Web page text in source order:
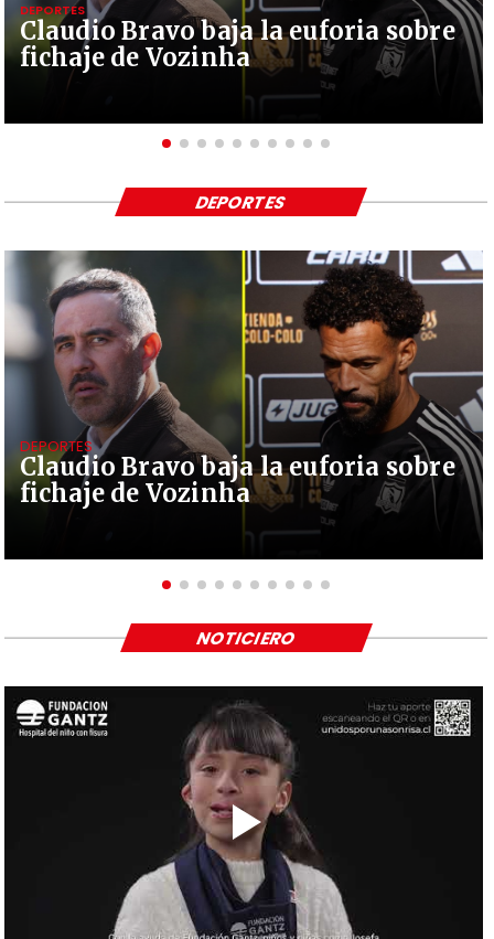
Claudio Bravo baja la euforia sobre
fichaje de Vozinha
DEPORTES
Claudio Bravo baja la euforia sobre
fichaje de Vozinha
DEPORTES
DEPORTES
NOTICIERO